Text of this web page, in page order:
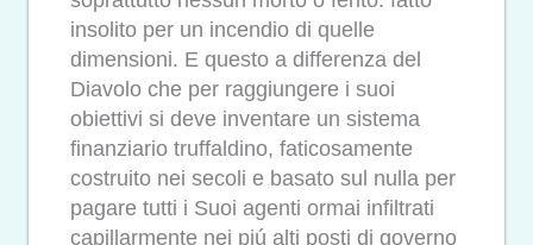
insolito per un incendio di quelle
dimensioni. E questo a differenza del
Diavolo che per raggiungere i suoi
obiettivi si deve inventare un sistema
finanziario truffaldino, faticosamente
costruito nei secoli e basato sul nulla per
pagare tutti i Suoi agenti ormai infiltrati
capillarmente nei piú alti posti di governo